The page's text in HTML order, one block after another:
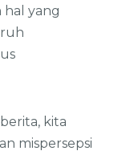
yang
kita
mispersepsi